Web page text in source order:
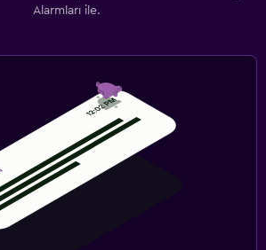
Alarmları ile.